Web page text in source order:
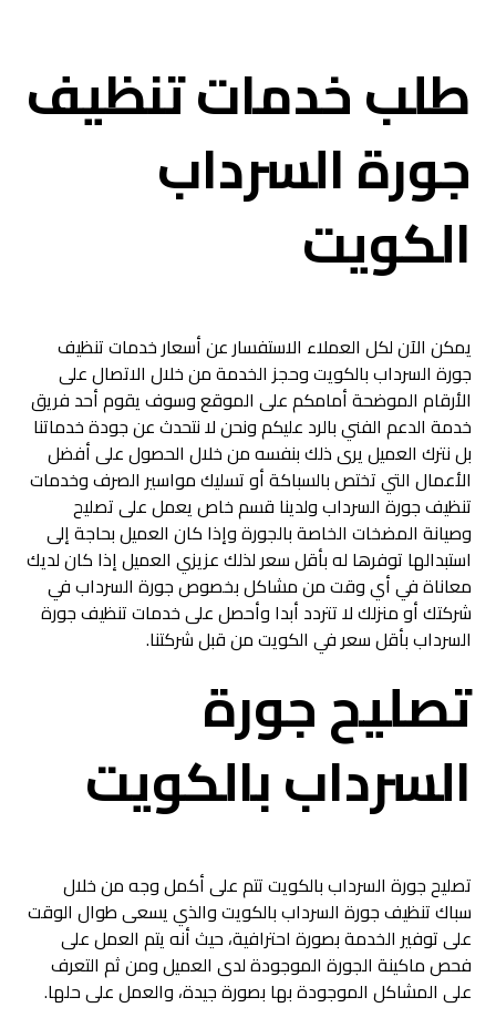
طلب خدمات تنظيف
جورة السرداب
الكويت
يمكن الآن لكل العملاء الاستفسار عن أسعار خدمات تنظيف
جورة السرداب بالكويت وحجز الخدمة من خلال الاتصال على
الأرقام الموضحة أمامكم على الموقع وسوف يقوم أحد فريق
خدمة الدعم الفني بالرد عليكم ونحن لا نتحدث عن جودة خدماتنا
بل نترك العميل يرى ذلك بنفسه من خلال الحصول على أفضل
الأعمال التي تختص بالسباكة أو تسليك مواسير الصرف وخدمات
تنظيف جورة السرداب ولدينا قسم خاص يعمل على تصليح
وصيانة المضخات الخاصة بالجورة وإذا كان العميل بحاجة إلى
استبدالها توفرها له بأقل سعر لذلك عزيزي العميل إذا كان لديك
معاناة في أي وقت من مشاكل بخصوص جورة السرداب في
شركتك أو منزلك لا تتردد أبدا وأحصل على خدمات تنظيف جورة
السرداب بأقل سعر في الكويت من قبل شركتنا.
تصليح جورة
السرداب بالكويت
تصليح جورة السرداب بالكويت تتم على أكمل وجه من خلال
سباك تنظيف جورة السرداب بالكويت والذي يسعى طوال الوقت
على توفير الخدمة بصورة احترافية، حيث أنه يتم العمل على
فحص ماكينة الجورة الموجودة لدى العميل ومن ثم التعرف
على المشاكل الموجودة بها بصورة جيدة، والعمل على حلها.